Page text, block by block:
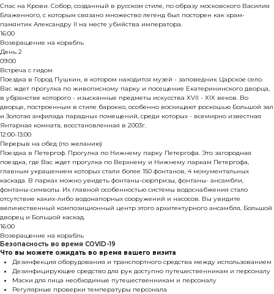
Спас на Крови. Собор, созданный в русском стиле, по образу московского Василия
Блаженного, с которым связано множество легенд был посторен как храм-
памянтик Александру II на месте убийства императора.
16:00
Возвращение на корабль
День 2
09:00
Встреча с гидом
Поездка в Город Пушкин, в котором находится музей - заповедник Царское село.
Вас ждет прогулка по живописному парку и посещение Екатерининского дворца,
в убранстве которого - изысканные предметы искусства XVII - XIX веков. Во
дворце, построенным в стиле барокко, особенно восхищают роскошью Большой зал
и Золотая анфилада парадных помещений, среди которых - всемирно известная
Янтарная комната, восстановленная в 2003г.
12:00-13:00
Перерыв на обед (по желанию)
Поездка в Петергоф. Прогулка по Нижнему парку Петергофа. Это загородная
поездка, где Вас ждет прогулка по Верхнему и Нижнему паркам Петергофа,
главным украшением которых стали более 150 фонтанов, 4 монументальных
каскада. В парках можно увидеть фонтаны-сюрпризы, фонтаны- ансамбли,
фонтаны-символы. Их главной особенностью системы водоснабжения стало
отсутствие каких-либо водонапорных сооружений и насосов. Вы увидите
величественный композиционный центр этого архитектурного ансамбля, Большой
дворец и Большой каскад.
16:00
Возвращение на корабль
Безопасность во время COVID-19
Что вы можете ожидать во время вашего визита
Дезинфекция оборудования и транспортного средства между использованием
Дезинфицирующее средство для рук доступно путешественникам и персоналу
Маски для лица необходимые путешественникам и персоналу
Регулярные проверки температуры персонала